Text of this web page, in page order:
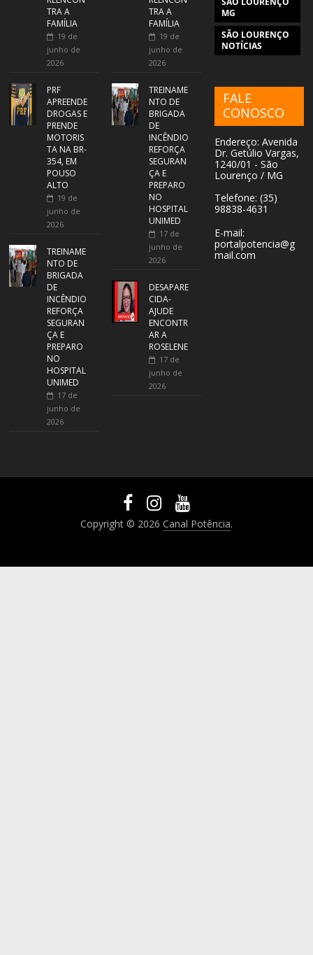
TRA A
FAMÍLIA
19 de
junho de
2026
PRF
APREENDE
DROGAS E
PRENDE
MOTORIS
TA NA BR-
354, EM
POUSO
ALTO
19 de
junho de
2026
TREINAME
NTO DE
BRIGADA
DE
INCÊNDIO
REFORÇA
SEGURAN
ÇA E
PREPARO
NO
HOSPITAL
UNIMED
17 de
junho de
2026
TRA A
FAMÍLIA
19 de
junho de
2026
TREINAME
NTO DE
BRIGADA
DE
INCÊNDIO
REFORÇA
SEGURAN
ÇA E
PREPARO
NO
HOSPITAL
UNIMED
17 de
junho de
2026
DESAPARE
CIDA-
AJUDE
ENCONTR
AR A
ROSELENE
17 de
junho de
2026
MG
SÃO LOURENÇO
NOTÍCIAS
FALE
CONOSCO
Endereço: Avenida
Dr. Getúlio Vargas,
1240/01 - São
Lourenço / MG
Telefone: (35)
98838-4631
E-mail:
portalpotencia@g
mail.com
Copyright © 2026 Canal Potência.